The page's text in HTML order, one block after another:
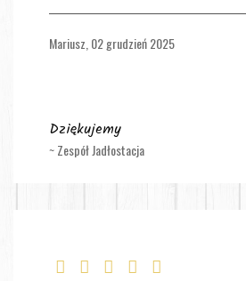
Mariusz,02 grudzień 2025
Dziękujemy
~ Zespół Jadłostacja